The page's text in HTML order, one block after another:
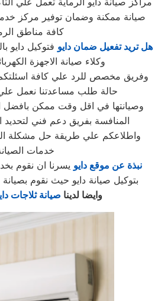
صيانة ممكنة وضمان توفير مركز
كافة مناطق
هل تريد تفعيل ضمان دايو فتوكيل دايو
وكلاء صيانة الاجهزة
حالة طلب مساعدتنا نعمل
وصيانتها في اقل وقت ممكن بافضل
المنافسة بفريق دعم فني
واطلاعكم علي طريقة حل مشكلة
خدمات
نبذة عن موقع دايو يسرنا ان نقوم
بتوكيل صيانة دايو حيث نقوم
وايضا لدينا صيانة ثلاجات